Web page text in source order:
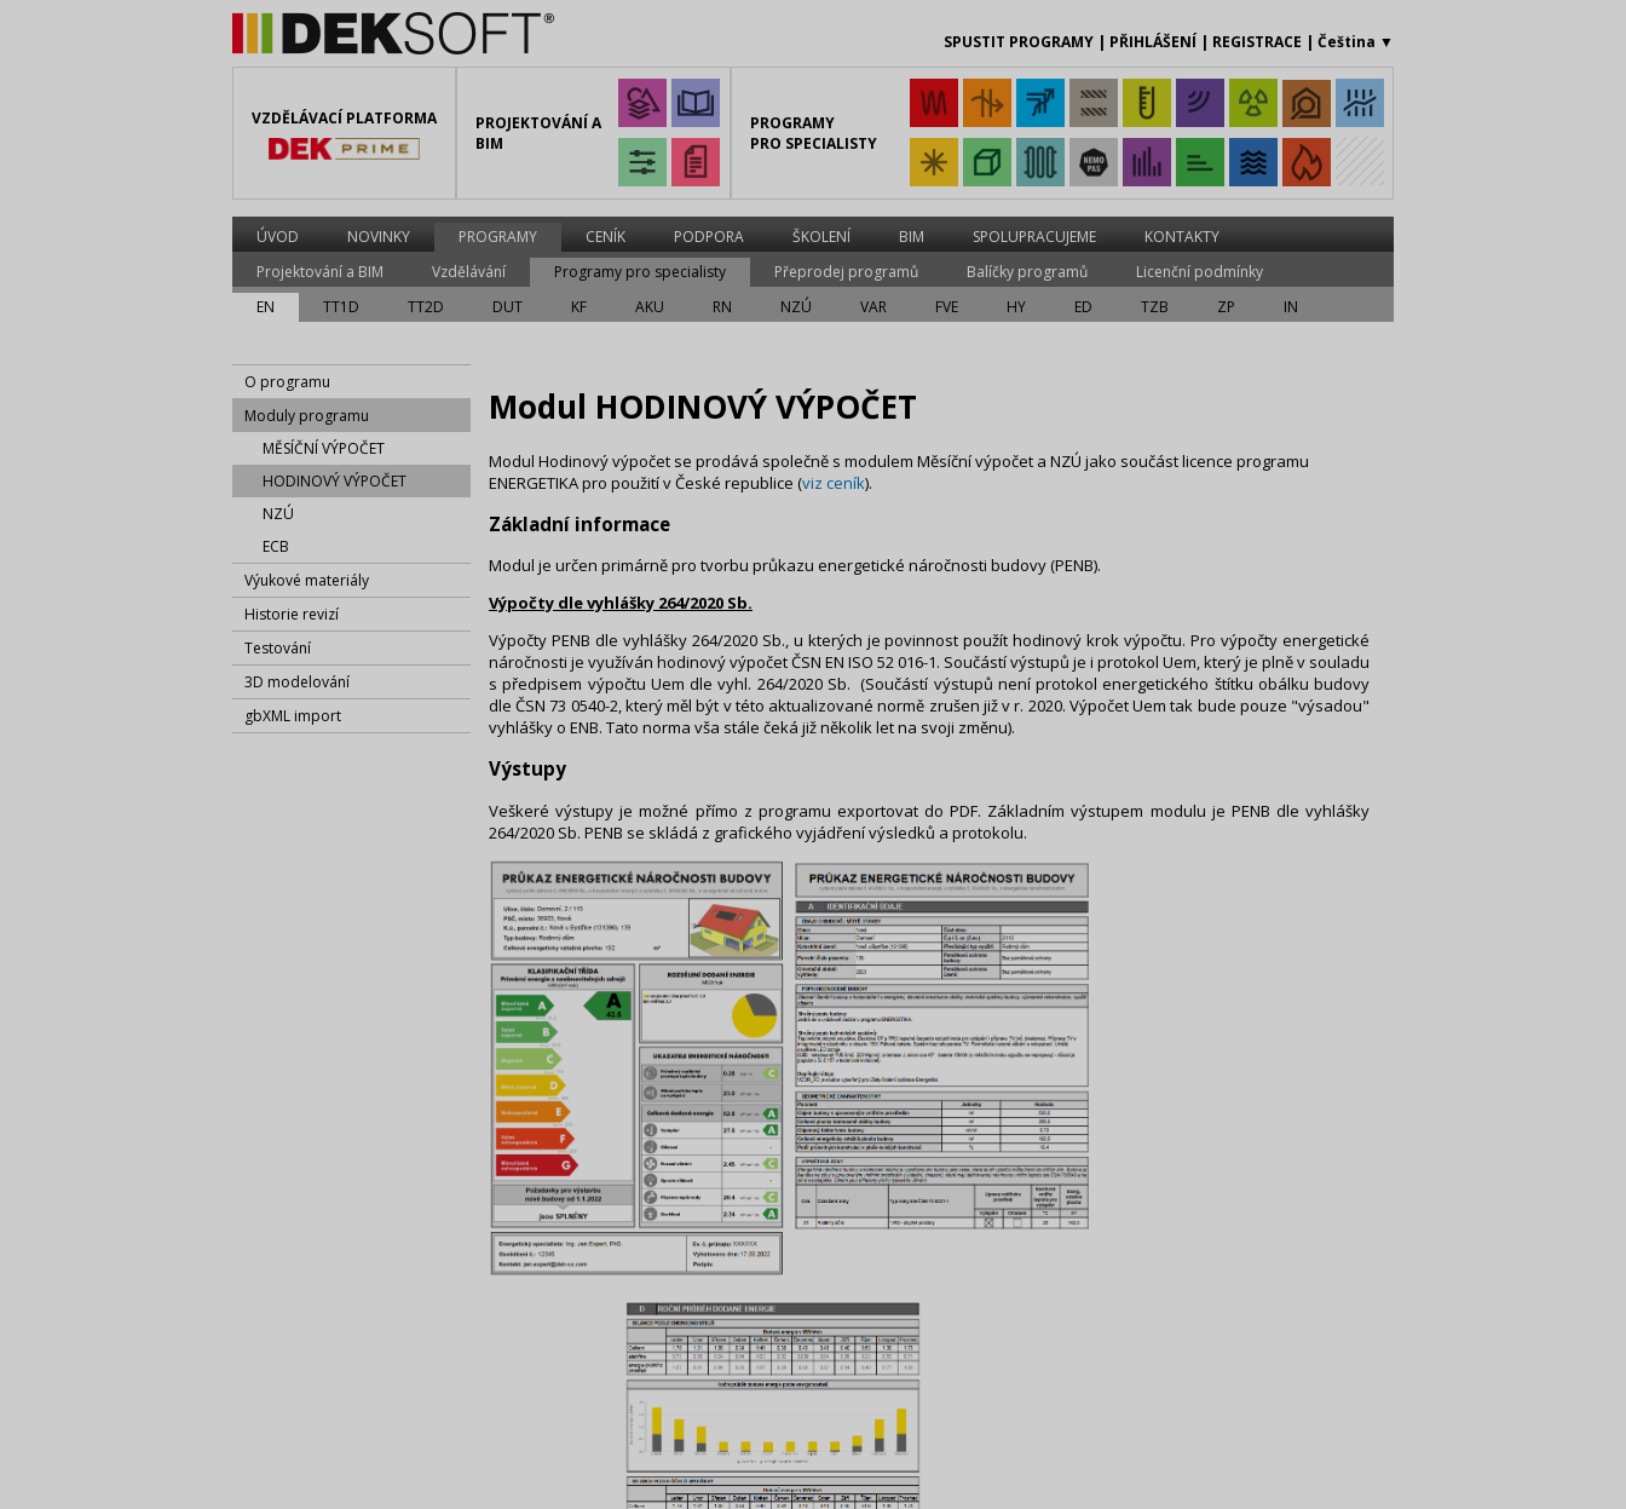
SPUSTIT PROGRAMY | PŘIHLÁŠENÍ | REGISTRACE | Čeština ▼
VZDĚLÁVACÍ PLATFORMA
PROJEKTOVÁNÍ A
BIM
PROGRAMY
PRO SPECIALISTY
ÚVOD NOVINKY PROGRAMY CENÍK PODPORA ŠKOLENÍ BIM SPOLUPRACUJEME
KONTAKTY
Projektování a BIM
Vzdělávání Programy pro specialisty Přeprodej programů Balíčky programů
Licenční podmínky
EN
TT1D TT2D DUT KF AKU RN NZÚ VAR FVE HY ED TZB ZP IN
O programu
Moduly programu
MĚSÍČNÍ VÝPOČET
HODINOVÝ VÝPOČET
NZÚ
ECB
Výukové materiály
Historie revizí
Testování
3D modelování
gbXML import
Modul HODINOVÝ VÝPOČET
Modul Hodinový výpočet se prodává společně s modulem Měsíční výpočet a NZÚ jako součást licence programu
ENERGETIKA pro použití v České republice (viz ceník).
Základní informace
Modul je určen primárně pro tvorbu průkazu energetické náročnosti budovy (PENB).
Výpočty dle vyhlášky 264/2020 Sb.
Výpočty PENB dle vyhlášky 264/2020 Sb., u kterých je povinnost použít hodinový krok výpočtu. Pro výpočty energetické
náročnosti je využíván hodinový výpočet ČSN EN ISO 52 016-1. Součástí výstupů je i protokol Uem, který je plně v souladu
s předpisem výpočtu Uem dle vyhl. 264/2020 Sb. (Součástí výstupů není protokol energetického štítku obálku budovy
dle ČSN 73 0540-2, který měl být v této aktualizované normě zrušen již v r. 2020. Výpočet Uem tak bude pouze "výsadou"
vyhlášky o ENB. Tato norma vša stále čeká již několik let na svoji změnu).
Výstupy
Veškeré výstupy je možné přímo z programu exportovat do PDF. Základním výstupem modulu je PENB dle vyhlášky
264/2020 Sb. PENB se skládá z grafického vyjádření výsledků a protokolu.